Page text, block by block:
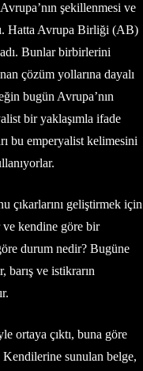
şekillenmesi ve
Hatta Avrupa Birliği (AB)
Bunlar birbirlerini
çözüm yollarına dayalı
bugün Avrupa’nın
bir yaklaşımla ifade
bu emperyalist kelimesini
çıkarlarını geliştirmek için
ve kendine göre bir
durum nedir? Bugüne
barış ve istikrarın
ortaya çıktı, buna göre
sunulan belge,